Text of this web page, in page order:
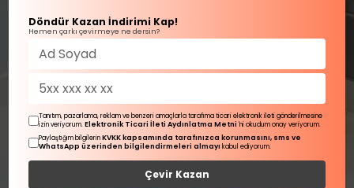
Döndür Kazan İndirimi Kap!
Hemen çarkı çevirmeye ne dersin?
Tanıtım, pazarlama, reklam ve benzeri amaçlarla tarafıma ticari elektronik ileti gönderilmesine
izin veriyorum.Elektronik Ticari İleti Aydınlatma Metni 'ni okudum onay veriyorum.
Paylaştığım bilgilerinKVKK kapsamında tarafınızca korunmasını, sms ve
WhatsApp üzerinden bilgilendirmeleri almayı kabul ediyorum.
Çevir Kazan